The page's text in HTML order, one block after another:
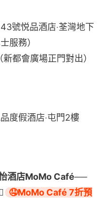
號悦品酒店‧荃灣地下
服務）
都會廣場正門對出）
度假酒店‧屯門2樓
酒店MoMo Café──
🤤MoMo Café 7折預